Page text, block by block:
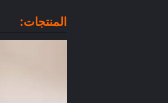
المنتجات: